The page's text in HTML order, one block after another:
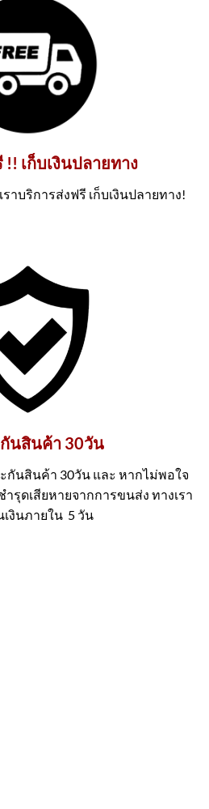
!! เก็บเงินปลายทาง
าบริการส่งฟรี เก็บเงินปลายทาง!
นสินค้า 30วัน
กันสินค้า 30วัน และ หากไม่พอใจ
ดเสียหายจากการขนส่ง ทางเรา
งินภายใน 5 วัน